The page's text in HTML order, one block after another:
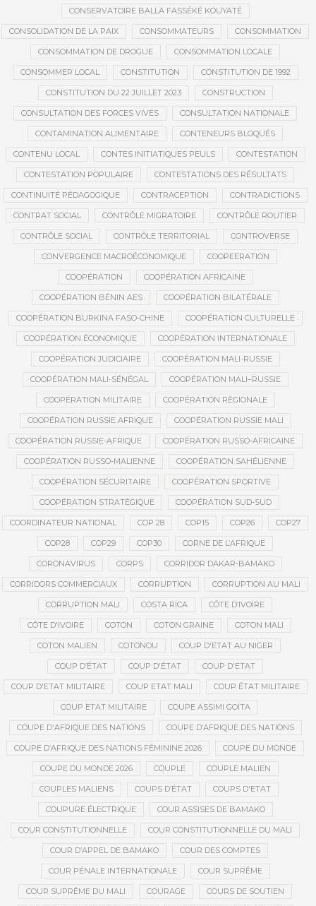
CONSERVATOIRE BALLA FASSÉKÉ KOUYATÉ
CONSOLIDATION DE LA PAIX CONSOMMATEURS CONSOMMATION
CONSOMMATION DE DROGUE CONSOMMATION LOCALE
CONSOMMER LOCAL CONSTITUTION CONSTITUTION DE 1992
CONSTITUTION DU 22 JUILLET 2023 CONSTRUCTION
CONSULTATION DES FORCES VIVES CONSULTATION NATIONALE
CONTAMINATION ALIMENTAIRE CONTENEURS BLOQUÉS
CONTENU LOCAL CONTES INITIATIQUES PEULS CONTESTATION
CONTESTATION POPULAIRE CONTESTATIONS DES RÉSULTATS
CONTINUITÉ PÉDAGOGIQUE CONTRACEPTION CONTRADICTIONS
CONTRAT SOCIAL CONTRÔLE MIGRATOIRE CONTRÔLE ROUTIER
CONTRÔLE SOCIAL CONTRÔLE TERRITORIAL CONTROVERSE
CONVERGENCE MACROÉCONOMIQUE COOPEERATION
COOPÉRATION COOPÉRATION AFRICAINE
COOPÉRATION BÉNIN AES COOPÉRATION BILATÉRALE
COOPÉRATION BURKINA FASO-CHINE COOPÉRATION CULTURELLE
COOPÉRATION ÉCONOMIQUE COOPÉRATION INTERNATIONALE
COOPÉRATION JUDICIAIRE COOPÉRATION MALI-RUSSIE
COOPÉRATION MALI-SÉNÉGAL COOPÉRATION MALI–RUSSIE
COOPÉRATION MILITAIRE COOPÉRATION RÉGIONALE
COOPÉRATION RUSSIE AFRIQUE COOPÉRATION RUSSIE MALI
COOPÉRATION RUSSIE-AFRIQUE COOPÉRATION RUSSO-AFRICAINE
COOPÉRATION RUSSO-MALIENNE COOPÉRATION SAHÉLIENNE
COOPÉRATION SÉCURITAIRE COOPÉRATION SPORTIVE
COOPÉRATION STRATÉGIQUE COOPÉRATION SUD-SUD
COORDINATEUR NATIONAL COP 28 COP15 COP26 COP27
COP28 COP29 COP30 CORNE DE L’AFRIQUE
CORONAVIRUS CORPS CORRIDOR DAKAR-BAMAKO
CORRIDORS COMMERCIAUX CORRUPTION CORRUPTION AU MALI
CORRUPTION MALI COSTA RICA CÔTE D’IVOIRE
CÔTE D'IVOIRE COTON COTON GRAINE COTON MALI
COTON MALIEN COTONOU COUP D'ETAT AU NIGER
COUP D’ÉTAT COUP D'ÉTAT COUP D'ETAT
COUP D'ETAT MILITAIRE COUP ETAT MALI COUP ÉTAT MILITAIRE
COUP ETAT MILITAIRE COUPE ASSIMI GOÏTA
COUPE D'AFRIQUE DES NATIONS COUPE D’AFRIQUE DES NATIONS
COUPE D’AFRIQUE DES NATIONS FÉMININE 2026 COUPE DU MONDE
COUPE DU MONDE 2026 COUPLE COUPLE MALIEN
COUPLES MALIENS COUPS D’ÉTAT COUPS D'ETAT
COUPURE ÉLECTRIQUE COUR ASSISES DE BAMAKO
COUR CONSTITUTIONNELLE COUR CONSTITUTIONNELLE DU MALI
COUR D’APPEL DE BAMAKO COUR DES COMPTES
COUR PÉNALE INTERNATIONALE COUR SUPRÊME
COUR SUPRÊME DU MALI COURAGE COURS DE SOUTIEN